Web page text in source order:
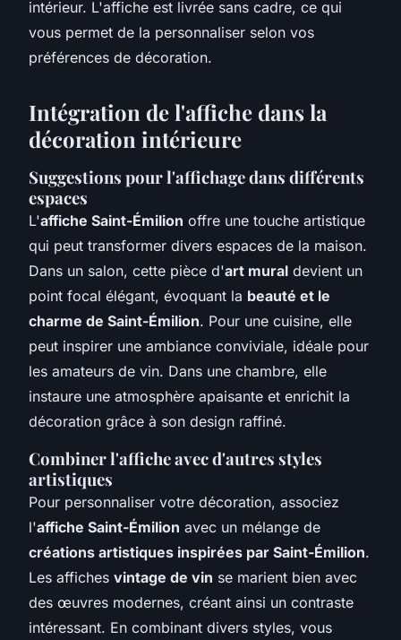
intérieur. L'affiche est livrée sans cadre, ce qui
vous permet de la personnaliser selon vos
préférences de décoration.
Intégration de l'affiche dans la
décoration intérieure
Suggestions pour l'affichage dans différents
espaces
L'affiche Saint-Émilion offre une touche artistique
qui peut transformer divers espaces de la maison.
Dans un salon, cette pièce d'art mural devient un
point focal élégant, évoquant la beauté et le
charme de Saint-Émilion. Pour une cuisine, elle
peut inspirer une ambiance conviviale, idéale pour
les amateurs de vin. Dans une chambre, elle
instaure une atmosphère apaisante et enrichit la
décoration grâce à son design raffiné.
Combiner l'affiche avec d'autres styles
artistiques
Pour personnaliser votre décoration, associez
l'affiche Saint-Émilion avec un mélange de
créations artistiques inspirées par Saint-Émilion.
Les affiches vintage de vin se marient bien avec
des œuvres modernes, créant ainsi un contraste
intéressant. En combinant divers styles, vous